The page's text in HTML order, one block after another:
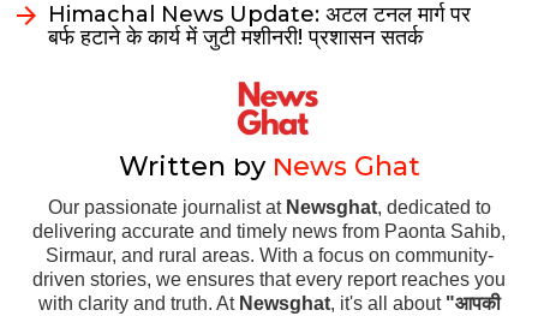
Himachal News Update: अटल टनल मार्ग पर
बर्फ हटाने के कार्य में जुटी मशीनरी! प्रशासन सतर्क
Written by News Ghat
Our passionate journalist at Newsghat, dedicated to
delivering accurate and timely news from Paonta Sahib,
Sirmaur, and rural areas. With a focus on community-
driven stories, we ensures that every report reaches you
with clarity and truth. At Newsghat, it's all about "आपकी